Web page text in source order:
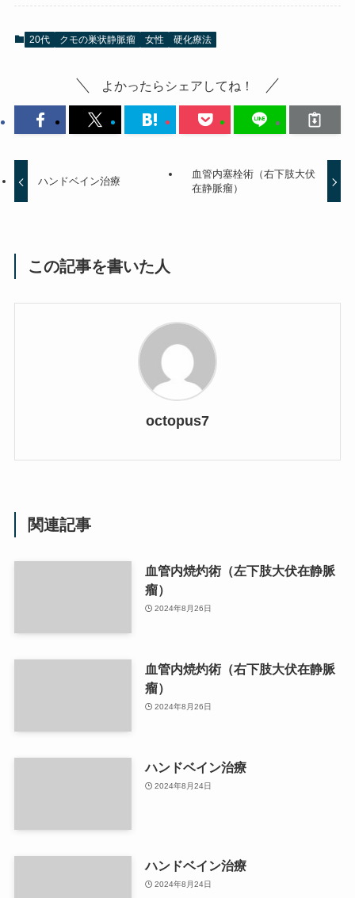
20代 クモの巣状静脈瘤 女性 硬化療法
よかったらシェアしてね！
ハンドベイン治療
血管内塞栓術（右下肢大伏
在静脈瘤）
この記事を書いた人
octopus7
関連記事
血管内焼灼術（左下肢大伏在静脈
瘤）
2024年8月26日
血管内焼灼術（右下肢大伏在静脈
瘤）
2024年8月26日
ハンドベイン治療
2024年8月24日
ハンドベイン治療
2024年8月24日